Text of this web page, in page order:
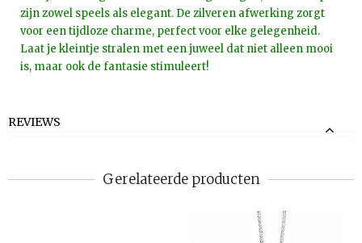
zijn zowel speels als elegant. De zilveren afwerking zorgt
voor een tijdloze charme, perfect voor elke gelegenheid.
Laat je kleintje stralen met een juweel dat niet alleen mooi
is, maar ook de fantasie stimuleert!
REVIEWS
Gerelateerde producten